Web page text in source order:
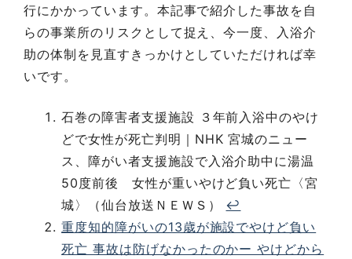
行にかかっています。本記事で紹介した事故を自
らの事業所のリスクとして捉え、今一度、入浴介
助の体制を見直すきっかけとしていただければ幸
いです。
石巻の障害者支援施設 ３年前入浴中のやけ
どで女性が死亡判明｜NHK 宮城のニュー
ス、障がい者支援施設で入浴介助中に湯温
50度前後 女性が重いやけど負い死亡〈宮
城〉（仙台放送ＮＥＷＳ） ↩︎
重度知的障がいの13歳が施設でやけど負い
死亡 事故は防げなかったのかー やけどから